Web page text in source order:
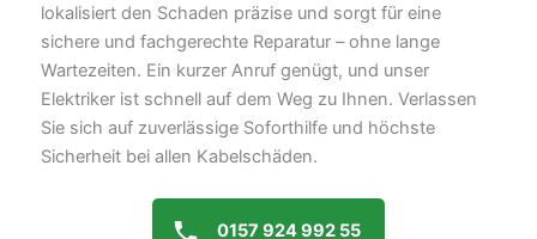
lokalisiert den Schaden präzise und sorgt für eine
sichere und fachgerechte Reparatur – ohne lange
Wartezeiten. Ein kurzer Anruf genügt, und unser
Elektriker ist schnell auf dem Weg zu Ihnen. Verlassen
Sie sich auf zuverlässige Soforthilfe und höchste
Sicherheit bei allen Kabelschäden.
0157 924 992 55